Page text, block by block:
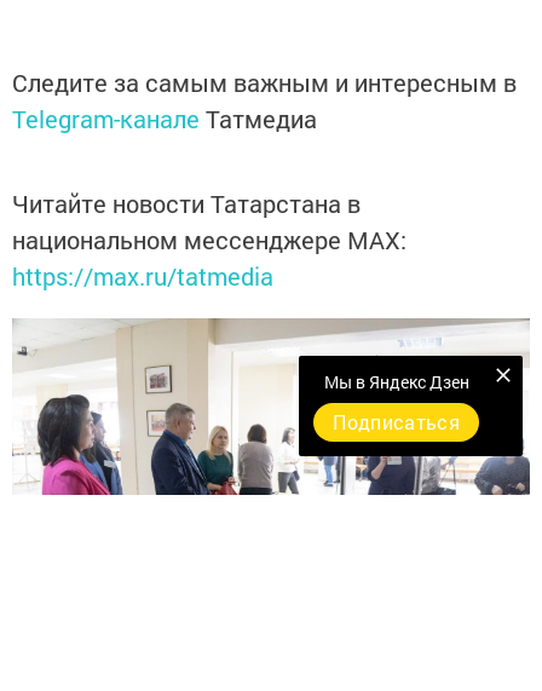
Следите за самым важным и интересным в
Telegram-канале Татмедиа
Читайте новости Татарстана в
национальном мессенджере MАХ:
https://max.ru/tatmedia
Мы в Яндекс Дзен
Подписаться